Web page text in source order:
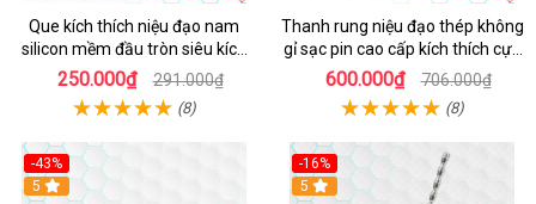
Que kích thích niệu đạo nam
silicon mềm đầu tròn siêu kích
thích
250.000₫ 291.000₫
(8)
Thanh rung niệu đạo thép không
gỉ sạc pin cao cấp kích thích cực
mạnh
600.000₫ 706.000₫
(8)
-43%
Hot
5
-16%
Hot
5